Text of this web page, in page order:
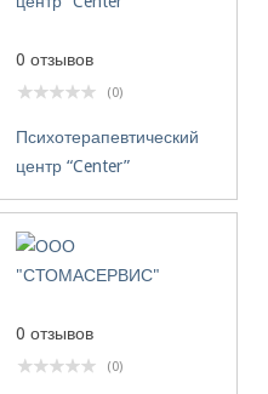
0 отзывов
(0)
Психотерапевтический
центр “Center”
0 отзывов
(0)